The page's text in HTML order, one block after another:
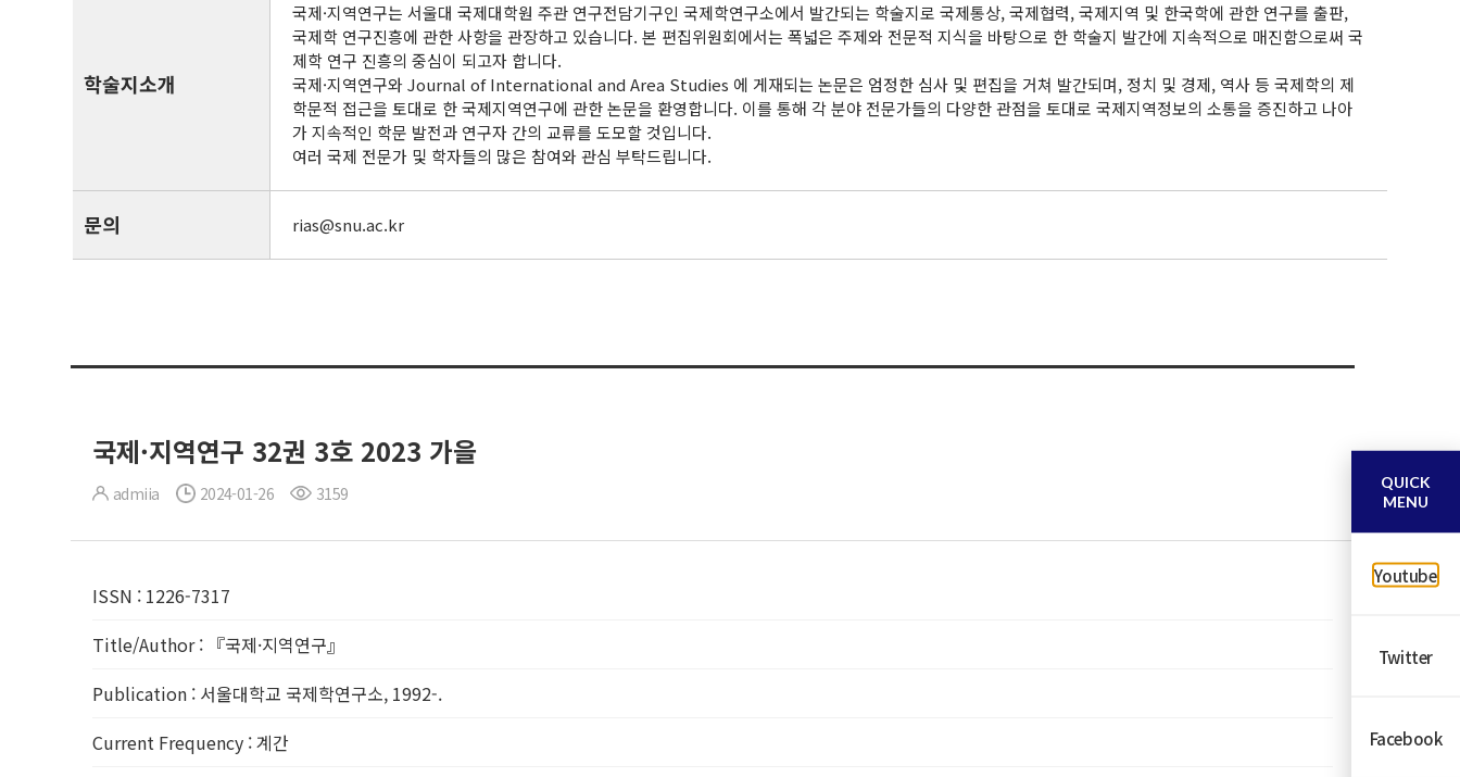
학술지소개
국제·지역연구는 서울대 국제대학원 주관 연구전담기구인 국제학연구소에서 발간되는 학술지로 국제통상, 국제협력, 국제지역 및 한국학에 관한 연구를 출판,
국제학 연구진흥에 관한 사항을 관장하고 있습니다. 본 편집위원회에서는 폭넓은 주제와 전문적 지식을 바탕으로 한 학술지 발간에 지속적으로 매진함으로써 국
제학 연구 진흥의 중심이 되고자 합니다.
국제·지역연구와 Journal of International and Area Studies 에 게재되는 논문은 엄정한 심사 및 편집을 거쳐 발간되며, 정치 및 경제, 역사 등 국제학의 제
학문적 접근을 토대로 한 국제지역연구에 관한 논문을 환영합니다. 이를 통해 각 분야 전문가들의 다양한 관점을 토대로 국제지역정보의 소통을 증진하고 나아
가 지속적인 학문 발전과 연구자 간의 교류를 도모할 것입니다.
여러 국제 전문가 및 학자들의 많은 참여와 관심 부탁드립니다.
문의 rias@snu.ac.kr
국제·지역연구 32권 3호 2023 가을
admiia 2024-01-26 3159
ISSN : 1226-7317
Title/Author: 『국제·지역연구』
Publication : 서울대학교 국제학연구소, 1992-.
Current Frequency :계간
QUICK
MENU
Youtube
Twitter
Facebook